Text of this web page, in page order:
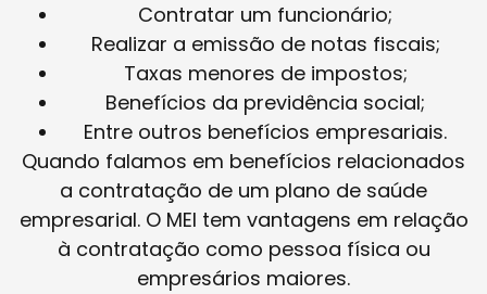
Contratar um funcionário;
Realizar a emissão de notas fiscais;
Taxas menores de impostos;
Benefícios da previdência social;
Entre outros benefícios empresariais.
Quando falamos em benefícios relacionados
a contratação de um plano de saúde
empresarial. O MEI tem vantagens em relação
à contratação como pessoa física ou
empresários maiores.